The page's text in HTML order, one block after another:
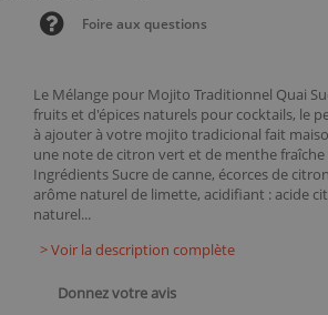
Le Mélange pour Mojito Traditionnel Quai
fruits et d'épices naturels pour cocktails, le
à ajouter à votre mojito tradicional fait
une note de citron vert et de menthe
Ingrédients Sucre de canne, écorces de
arôme naturel de limette, acidifiant : acide
naturel...
> Voir la description complète
Donnez votre avis
Foire aux questions